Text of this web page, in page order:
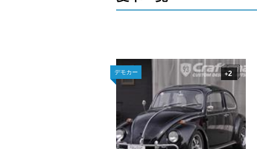
デモカー +2